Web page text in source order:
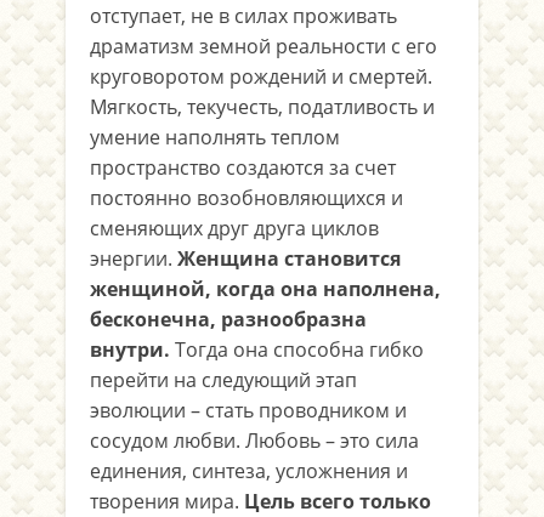
отступает, не в силах проживать
драматизм земной реальности с его
круговоротом рождений и смертей.
Мягкость, текучесть, податливость и
умение наполнять теплом
пространство создаются за счет
постоянно возобновляющихся и
сменяющих друг друга циклов
энергии. Женщина становится
женщиной, когда она наполнена,
бесконечна, разнообразна
внутри. Тогда она способна гибко
перейти на следующий этап
эволюции – стать проводником и
сосудом любви. Любовь – это сила
единения, синтеза, усложнения и
творения мира. Цель всего только